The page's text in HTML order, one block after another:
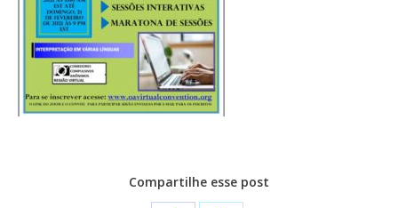
CONTATO
CONTRIBUIÇÕES
Compartilhe esse post